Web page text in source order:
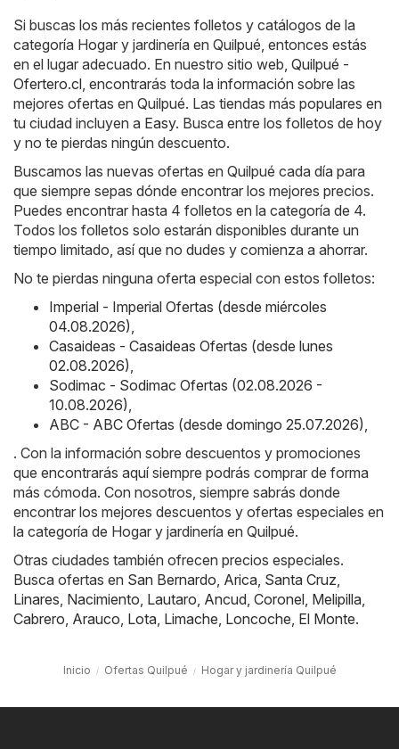
Si buscas los más recientes folletos y catálogos de la
categoría Hogar y jardinería en Quilpué, entonces estás
en el lugar adecuado. En nuestro sitio web, Quilpué -
Ofertero.cl, encontrarás toda la información sobre las
mejores ofertas en Quilpué. Las tiendas más populares en
tu ciudad incluyen a Easy. Busca entre los folletos de hoy
y no te pierdas ningún descuento.
Buscamos las nuevas ofertas en Quilpué cada día para
que siempre sepas dónde encontrar los mejores precios.
Puedes encontrar hasta 4 folletos en la categoría de 4.
Todos los folletos solo estarán disponibles durante un
tiempo limitado, así que no dudes y comienza a ahorrar.
No te pierdas ninguna oferta especial con estos folletos:
Imperial - Imperial Ofertas (desde miércoles
04.08.2026),
Casaideas - Casaideas Ofertas (desde lunes
02.08.2026),
Sodimac - Sodimac Ofertas (02.08.2026 -
10.08.2026),
ABC - ABC Ofertas (desde domingo 25.07.2026),
. Con la información sobre descuentos y promociones
que encontrarás aquí siempre podrás comprar de forma
más cómoda. Con nosotros, siempre sabrás donde
encontrar los mejores descuentos y ofertas especiales en
la categoría de Hogar y jardinería en Quilpué.
Otras ciudades también ofrecen precios especiales.
Busca ofertas en San Bernardo, Arica, Santa Cruz,
Linares, Nacimiento, Lautaro, Ancud, Coronel, Melipilla,
Cabrero, Arauco, Lota, Limache, Loncoche, El Monte.
Inicio Ofertas Quilpué Hogar y jardinería Quilpué